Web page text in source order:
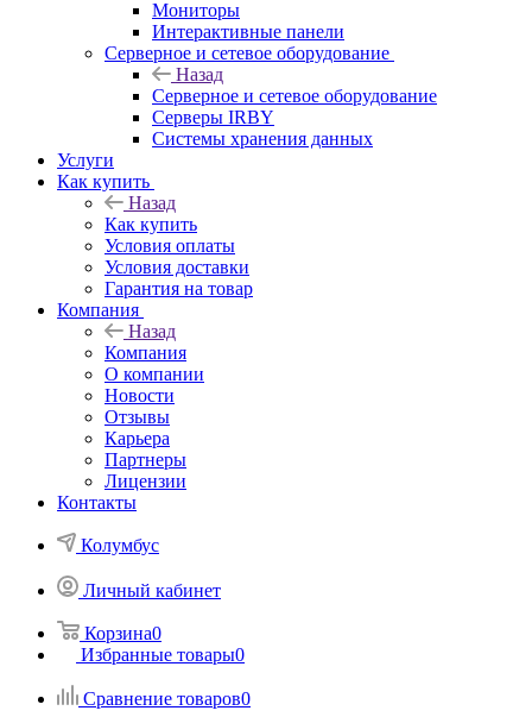
Мониторы
Интерактивные панели
Серверное и сетевое оборудование
Назад
Серверное и сетевое оборудование
Серверы IRBY
Системы хранения данных
Услуги
Как купить
Назад
Как купить
Условия оплаты
Условия доставки
Гарантия на товар
Компания
Назад
Компания
О компании
Новости
Отзывы
Карьера
Партнеры
Лицензии
Контакты
Колумбус
Личный кабинет
Корзина0
Избранные товары0
Сравнение товаров0